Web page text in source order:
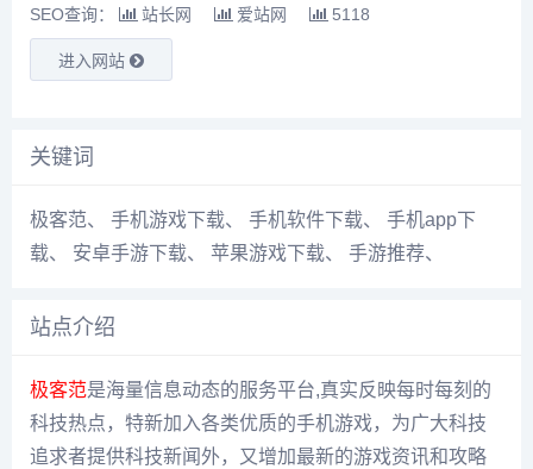
SEO查询：
站长网 爱站网 5118
进入网站
关键词
极客范、 手机游戏下载、 手机软件下载、 手机app下
载、 安卓手游下载、 苹果游戏下载、 手游推荐、
站点介绍
极客范是海量信息动态的服务平台,真实反映每时每刻的
科技热点，特新加入各类优质的手机游戏，为广大科技
追求者提供科技新闻外，又增加最新的游戏资讯和攻略